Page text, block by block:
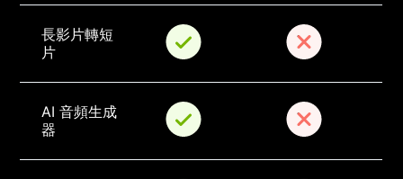
長影片轉短
片
AI 音頻生成
器